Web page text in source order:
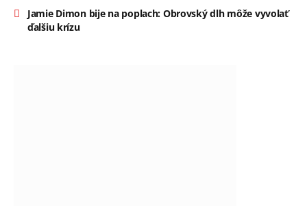
Jamie Dimon bije na poplach: Obrovský dlh môže vyvolať
ďalšiu krízu